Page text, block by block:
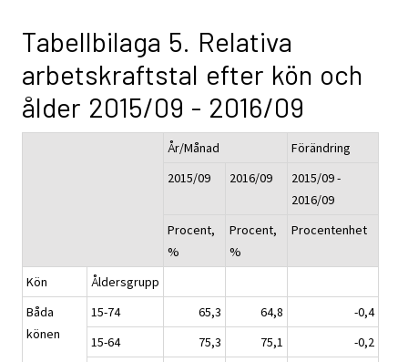
Tabellbilaga 5. Relativa
arbetskraftstal efter kön och
ålder 2015/09 - 2016/09
År/Månad
Förändring
2015/09
2016/09
2015/09 -
2016/09
Procent,
%
Procent,
%
Procentenhet
Kön
Åldersgrupp
Båda
könen
15-74 65,3 64,8
-0,4
15-64
75,3 75,1
-0,2